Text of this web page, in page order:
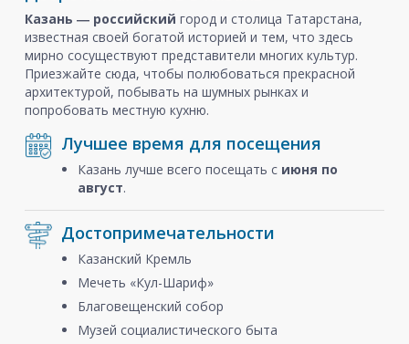
Казань ― российский город и столица Татарстана,
известная своей богатой историей и тем, что здесь
мирно сосуществуют представители многих культур.
Приезжайте сюда, чтобы полюбоваться прекрасной
архитектурой, побывать на шумных рынках и
попробовать местную кухню.
Лучшее время для посещения
Казань лучше всего посещать с июня по
август.
Достопримечательности
Казанский Кремль
Мечеть «Кул-Шариф»
Благовещенский собор
Музей социалистического быта